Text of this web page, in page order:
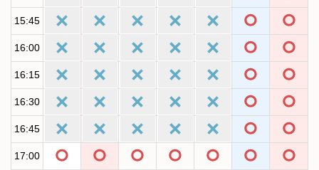
15:45
16:00
16:15
16:30
16:45
17:00